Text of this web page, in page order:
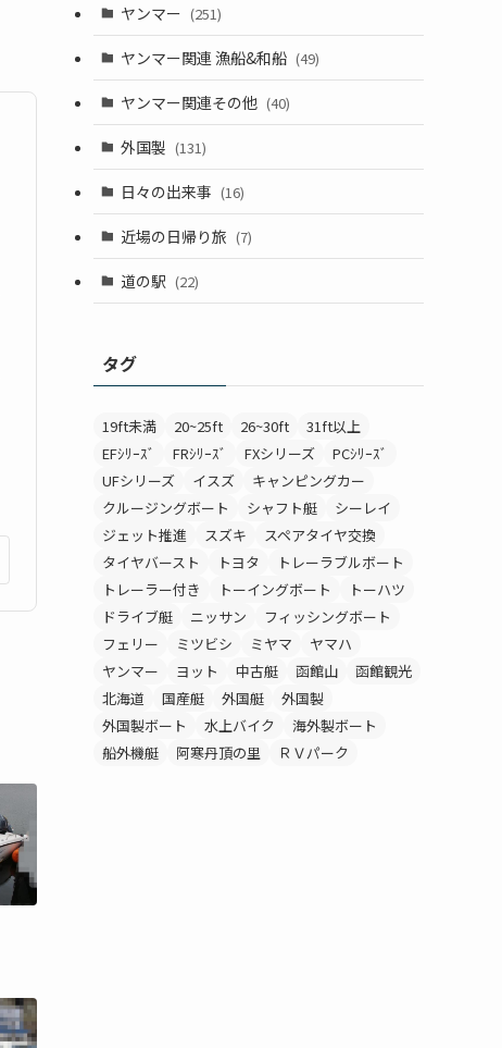
ヤンマー (251)
ヤンマー関連 漁船&和船 (49)
ヤンマー関連その他 (40)
外国製 (131)
日々の出来事 (16)
近場の日帰り旅 (7)
道の駅 (22)
タグ
19ft未満 20~25ft 26~30ft
31ft以上
EFｼﾘｰｽﾞ
FRｼﾘｰｽﾞ FXシリーズ
PCｼﾘｰｽﾞ
UFシリーズ
イスズ
キャンピングカー
クルージングボート
シャフト艇
シーレイ
ジェット推進
スズキ
スペアタイヤ交換
タイヤバースト
トヨタ
トレーラブルボート
トレーラー付き
トーイングボート
トーハツ
ドライブ艇
ニッサン
フィッシングボート
フェリー
ミツビシ ミヤマ
ヤマハ
ヤンマー
ヨット 中古艇 函館山
函館観光
北海道
国産艇 外国艇
外国製
外国製ボート
水上バイク
海外製ボート
船外機艇
阿寒丹頂の里 ＲＶパーク